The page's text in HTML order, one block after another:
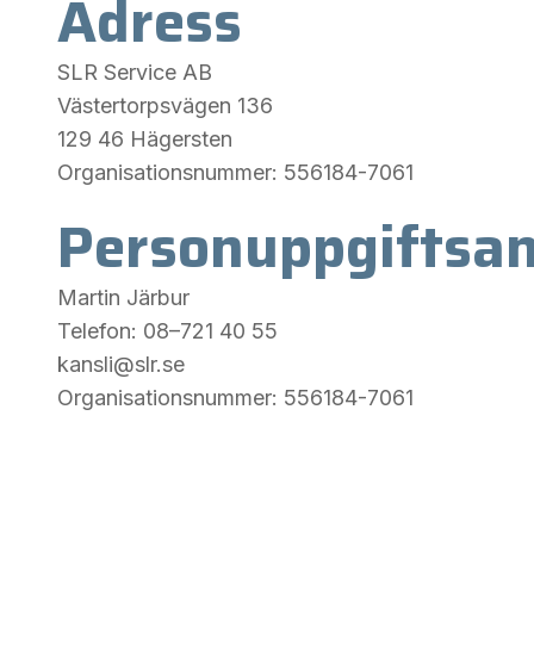
Adress
SLR Service AB
Västertorpsvägen 136
129 46 Hägersten
Organisationsnummer: 556184-7061
Martin Järbur
Telefon: 08–721 40 55
kansli@slr.se
Organisationsnummer: 556184-7061